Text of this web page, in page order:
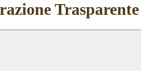
Trasparente